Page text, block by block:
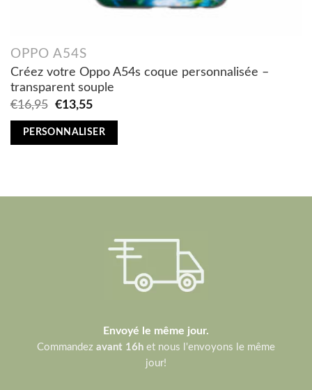
OPPO A54S
Créez votre Oppo A54s coque personnalisée –
transparent souple
€16,95
Original
was:
€13,55Current
is:
PERSONNALISER
Envoyé le même jour.
Commandez avant 16h et nous l'envoyons le même
jour!